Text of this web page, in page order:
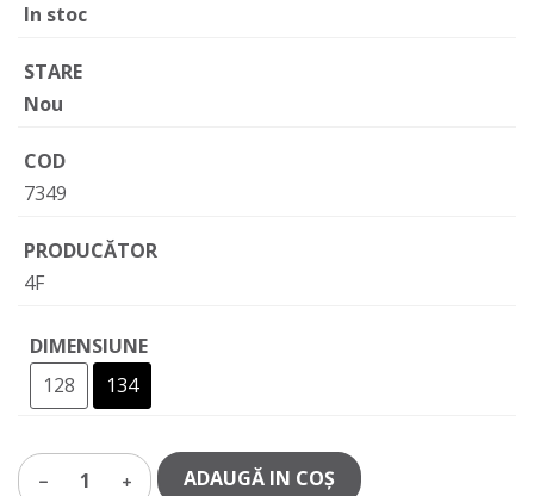
In stoc
STARE
Nou
COD
7349
PRODUCĂTOR
4F
DIMENSIUNE
128
134
1 ADAUGĂ IN COŞ